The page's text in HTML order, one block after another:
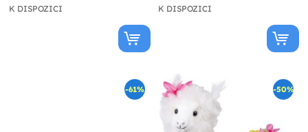
K DISPOZICI K DISPOZICI
-61% -50%